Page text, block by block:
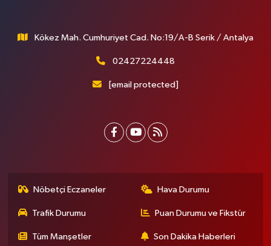
Kökez Mah. Cumhuriyet Cad. No:19/A-B Serik / Antalya
02427224448
[email protected]
Nöbetçi Eczaneler Hava Durumu
Trafik Durumu Puan Durumu ve Fikstür
Tüm Manşetler Son Dakika Haberleri